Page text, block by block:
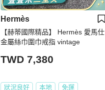
Hermès
【赫蒂國際精品】 Hermès 愛馬仕
金屬絲巾圍巾戒指 vintage
TWD 7,380
狀況良好 本地 免運